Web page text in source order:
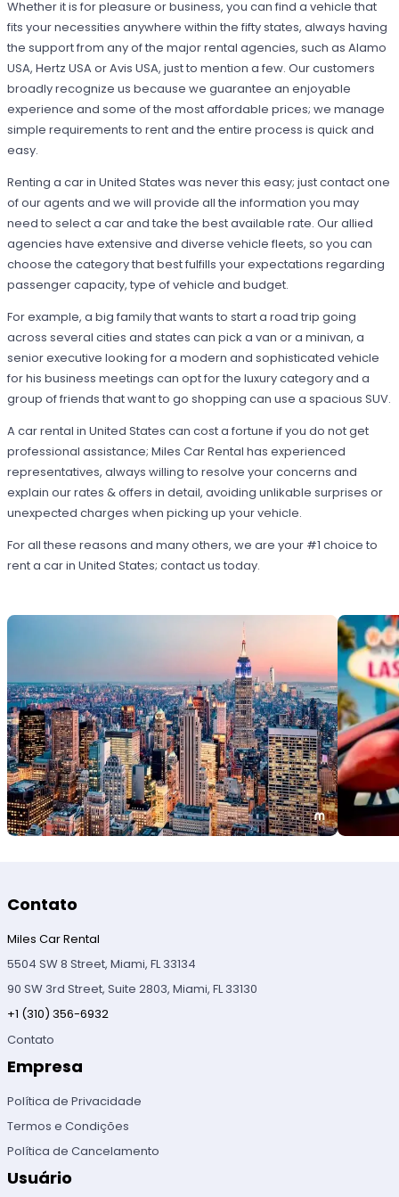
Whether it is for pleasure or business, you can find a vehicle that
fits your necessities anywhere within the fifty states, always having
the support from any of the major rental agencies, such as Alamo
USA, Hertz USA or Avis USA, just to mention a few. Our customers
broadly recognize us because we guarantee an enjoyable
experience and some of the most affordable prices; we manage
simple requirements to rent and the entire process is quick and
easy.
Renting a car in United States was never this easy; just contact one
of our agents and we will provide all the information you may
need to select a car and take the best available rate. Our allied
agencies have extensive and diverse vehicle fleets, so you can
choose the category that best fulfills your expectations regarding
passenger capacity, type of vehicle and budget.
For example, a big family that wants to start a road trip going
across several cities and states can pick a van or a minivan, a
senior executive looking for a modern and sophisticated vehicle
for his business meetings can opt for the luxury category and a
group of friends that want to go shopping can use a spacious SUV.
A car rental in United States can cost a fortune if you do not get
professional assistance; Miles Car Rental has experienced
representatives, always willing to resolve your concerns and
explain our rates & offers in detail, avoiding unlikable surprises or
unexpected charges when picking up your vehicle.
For all these reasons and many others, we are your #1 choice to
rent a car in United States; contact us today.
Contato
Miles Car Rental
5504 SW 8 Street, Miami, FL 33134
90 SW 3rd Street, Suite 2803, Miami, FL 33130
+1 (310) 356-6932
Contato
Empresa
Política de Privacidade
Termos e Condições
Política de Cancelamento
Usuário